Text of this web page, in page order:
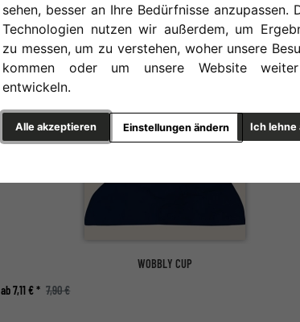
sehen, besser an Ihre Bedürfnisse anzupassen.
Technologien nutzen wir außerdem, um
zu messen, um zu verstehen, woher unsere
kommen oder um unsere Website
entwickeln.
Alle akzeptieren Ich lehne
Einstellungen ändern
WOBBLY CUP
ab 7,11 € * 7,90 €